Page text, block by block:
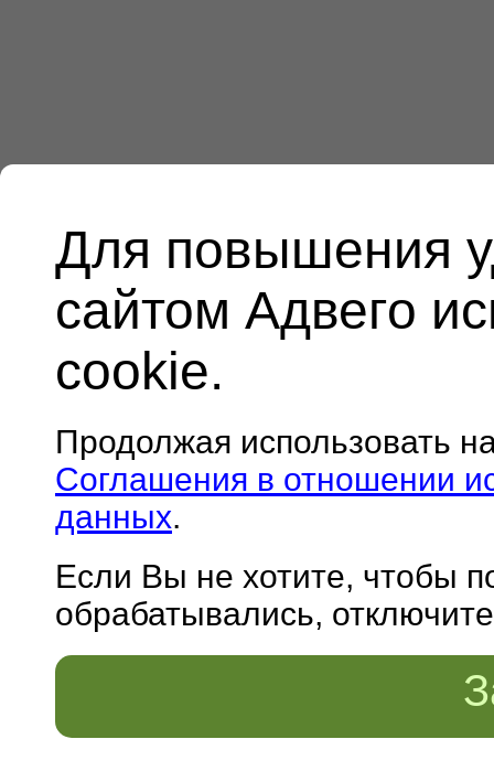
Для повышения
сайтом Адвего
cookie.
Продолжая использовать
Соглашения в отношении
данных.
Если Вы не хотите, чтобы
обрабатывались,